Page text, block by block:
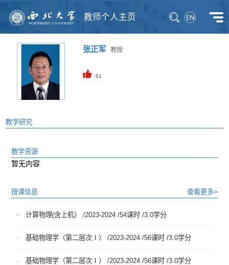
教师个人主页
张正军教授
61
教学研究
教学资源
暂无内容
授课信息 查看更多>
计算物理(含上机） /2023-2024 /54课时 /3.0学分
基础物理学（第二层次Ⅰ） /2023-2024 /56课时 /3.0学分
基础物理学（第二层次Ⅰ） /2023-2024 /56课时 /3.0学分